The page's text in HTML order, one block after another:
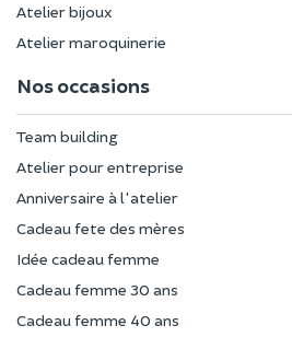
Atelier bijoux
Atelier maroquinerie
Nos occasions
Team building
Atelier pour entreprise
Anniversaire à l'atelier
Cadeau fete des mères
Idée cadeau femme
Cadeau femme 30 ans
Cadeau femme 40 ans